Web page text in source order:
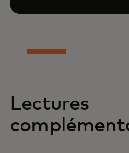
Lectures